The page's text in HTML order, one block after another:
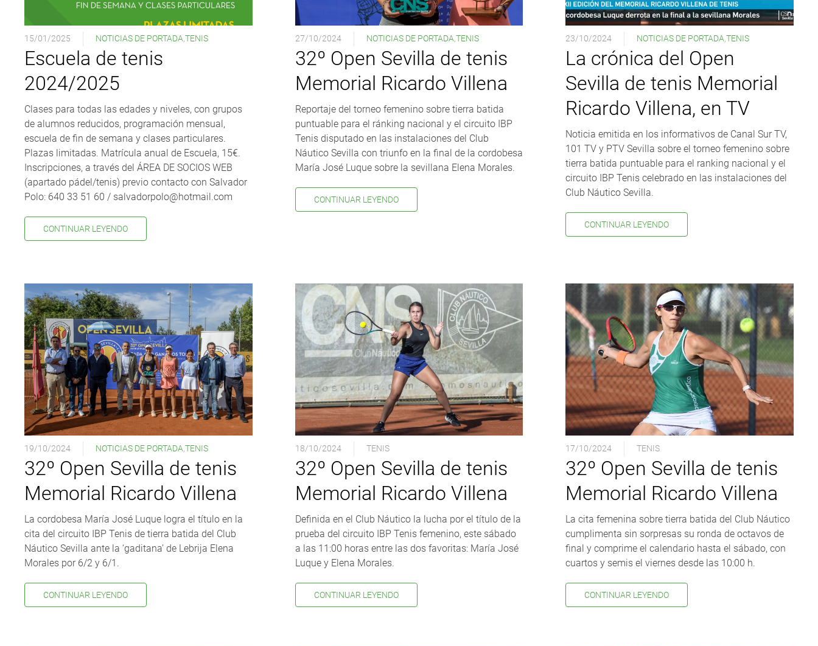
15/01/2025 NOTICIAS DE PORTADA,TENIS
Escuela de tenis
2024/2025
Clases para todas las edades y niveles, con grupos
de alumnos reducidos, programación mensual,
escuela de fin de semana y clases particulares.
Plazas limitadas. Matrícula anual de Escuela, 15€.
Inscripciones, a través del ÁREA DE SOCIOS WEB
(apartado pádel/tenis) previo contacto con Salvador
Polo: 640 33 51 60 / salvadorpolo@hotmail.com
CONTINUAR LEYENDO
27/10/2024 NOTICIAS DE PORTADA,TENIS
32º Open Sevilla de tenis
Memorial Ricardo Villena
Reportaje del torneo femenino sobre tierra batida
puntuable para el ránking nacional y el circuito IBP
Tenis disputado en las instalaciones del Club
Náutico Sevilla con triunfo en la final de la cordobesa
María José Luque sobre la sevillana Elena Morales.
CONTINUAR LEYENDO
23/10/2024 NOTICIAS DE PORTADA,TENIS
La crónica del Open
Sevilla de tenis Memorial
Ricardo Villena, en TV
Noticia emitida en los informativos de Canal Sur TV,
101 TV y PTV Sevilla sobre el torneo femenino sobre
tierra batida puntuable para el ranking nacional y el
circuito IBP Tenis celebrado en las instalaciones del
Club Náutico Sevilla.
CONTINUAR LEYENDO
19/10/2024 NOTICIAS DE PORTADA,TENIS
32º Open Sevilla de tenis
Memorial Ricardo Villena
La cordobesa María José Luque logra el título en la
cita del circuito IBP Tenis de tierra batida del Club
Náutico Sevilla ante la ‘gaditana’ de Lebrija Elena
Morales por 6/2 y 6/1.
CONTINUAR LEYENDO
18/10/2024 TENIS
32º Open Sevilla de tenis
Memorial Ricardo Villena
Definida en el Club Náutico la lucha por el título de la
prueba del circuito IBP Tenis femenino, este sábado
a las 11:00 horas entre las dos favoritas: María José
Luque y Elena Morales.
CONTINUAR LEYENDO
17/10/2024 TENIS
32º Open Sevilla de tenis
Memorial Ricardo Villena
La cita femenina sobre tierra batida del Club Náutico
cumplimenta sin sorpresas su ronda de octavos de
final y comprime el calendario hasta el sábado, con
cuartos y semis el viernes desde las 10:00 h.
CONTINUAR LEYENDO